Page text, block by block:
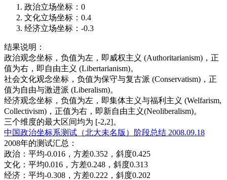
政治立场坐标：0
文化立场坐标：0.4
经济立场坐标：-0.3
结果说明：
政治观念坐标，负值为左，即威权主义 (Authoritarianism)，正
值为右，即自由主义 (Libertarianism)。
社会文化观念坐标，负值为保守与复古派 (Conservatism)，正
值为自由与激进派 (Liberalism)。
经济观念坐标，负值为左，即集体主义与福利主义 (Welfarism,
Collectivism)，正值为右，即新自由主义(Neoliberalism)。
三个维度的最大区间均为 [-2,2]。
中国政治坐标系测试（北大未名版）阶段总结 2008.09.18
2008年的测试汇总：
政治：平均-0.016，方差0.352，斜度0.425
文化：平均0.016，方差0.248，斜度0.313
经济：平均-0.308，方差0.222，斜度0.202